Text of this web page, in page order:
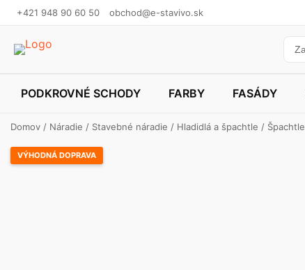
+421 948 90 60 50 obchod@e-stavivo.sk
PODKROVNÉ SCHODY FARBY FASÁDY
Domov / Náradie / Stavebné náradie / Hladidlá a špachtle / Špachtle
VÝHODNÁ DOPRAVA